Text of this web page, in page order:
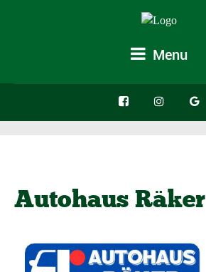
Menu
Autohaus Räker